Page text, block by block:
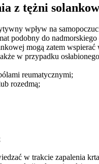
z tężni
wpływ na
podobny do
mogą zatem
w przypadku
reumatycznymi;
rozedmą;
w trakcie zapalenia